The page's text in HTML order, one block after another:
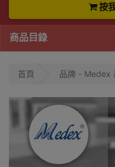
按
商品目錄
首頁 品牌 - Medex